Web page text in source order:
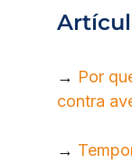
→ Por
contra
→